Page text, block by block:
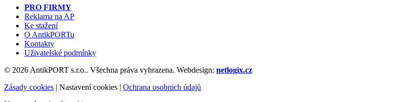
PRO FIRMY
Reklama na AP
Ke stažení
O AntikPORTu
Kontakty
Uživatelské podmínky
© 2026 AntikPORT s.r.o.. Všechna práva vyhrazena. Webdesign: netlogix.cz
Zásady cookies | Nastavení cookies | Ochrana osobnich údajů